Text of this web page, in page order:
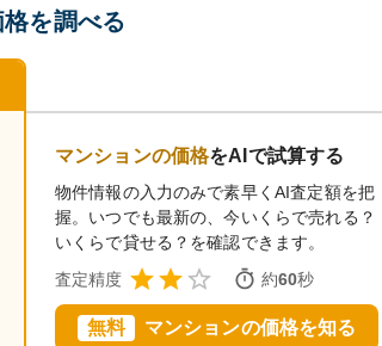
を調べる
マンションの価格をAIで試算する
物件情報の入力のみで素早くAI査定額を把
握。いつでも最新の、今いくらで売れる？
いくらで貸せる？を確認できます。
査定精度
約60秒
無料 マンションの価格を知る